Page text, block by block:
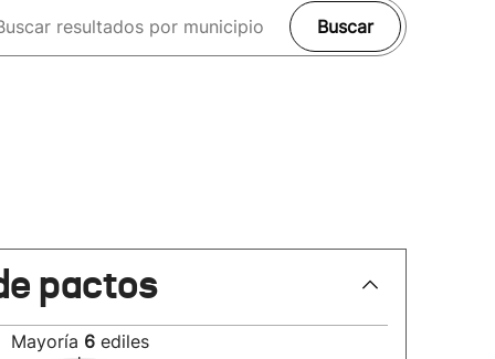
Buscar
pactos
Mayoría 6 ediles